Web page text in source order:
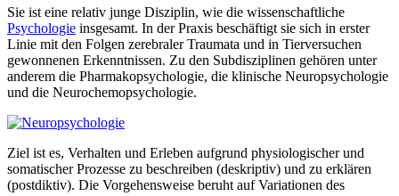
Sie ist eine relativ junge Disziplin, wie die wissenschaftliche
Psychologie insgesamt. In der Praxis beschäftigt sie sich in erster
Linie mit den Folgen zerebraler Traumata und in Tierversuchen
gewonnenen Erkenntnissen. Zu den Subdisziplinen gehören unter
anderem die Pharmakopsychologie, die klinische Neuropsychologie
und die Neurochemopsychologie.
Ziel ist es, Verhalten und Erleben aufgrund physiologischer und
somatischer Prozesse zu beschreiben (deskriptiv) und zu erklären
(postdiktiv). Die Vorgehensweise beruht auf Variationen des